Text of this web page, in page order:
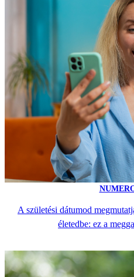
A születési dátumod
életedbe: ez a